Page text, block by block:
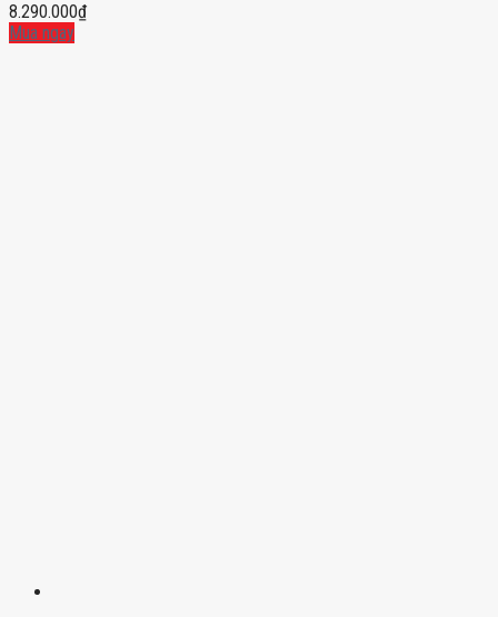
8.290.000₫
Mua ngay